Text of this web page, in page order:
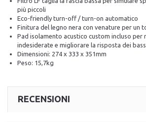
più piccoli
Eco-friendly turn-off / turn-on automatico
Finitura del legno nera con venature per un
Pad isolamento acustico custom incluso per
indesiderate e migliorare la risposta dei
Dimensioni: 274 x 333 x 351mm
Peso: 15,7kg
RECENSIONI